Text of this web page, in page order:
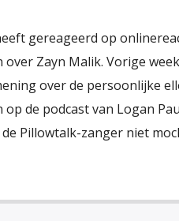
gereageerd op
Zayn Malik. Vorige
over de persoonlijke
de podcast van Logan
Pillowtalk-zanger niet